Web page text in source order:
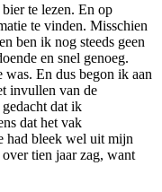
te lezen. En op
te vinden. Misschien
ben ik nog steeds geen
en snel genoeg.
En dus begon ik aan
invullen van de
dat ik
dat het vak
had bleek wel uit mijn
tien jaar zag, want